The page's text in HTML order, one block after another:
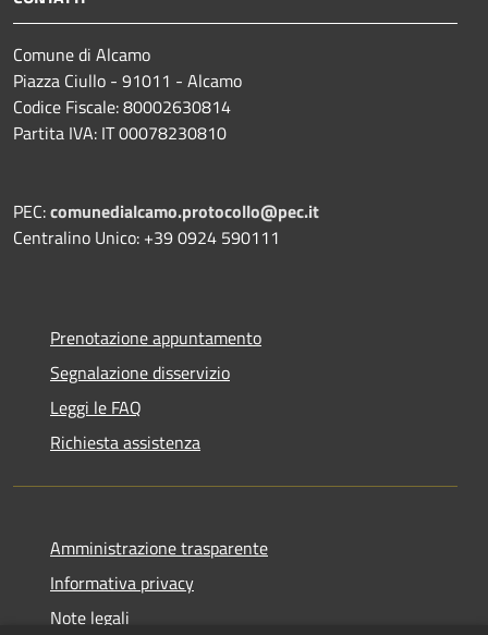
Comune di Alcamo
Piazza Ciullo - 91011 - Alcamo
Codice Fiscale: 80002630814
Partita IVA: IT 00078230810
PEC:comunedialcamo.protocollo@pec.it
Centralino Unico: +39 0924 590111
Prenotazione appuntamento
Segnalazione disservizio
Leggi le FAQ
Richiesta assistenza
Amministrazione trasparente
Informativa privacy
Note legali